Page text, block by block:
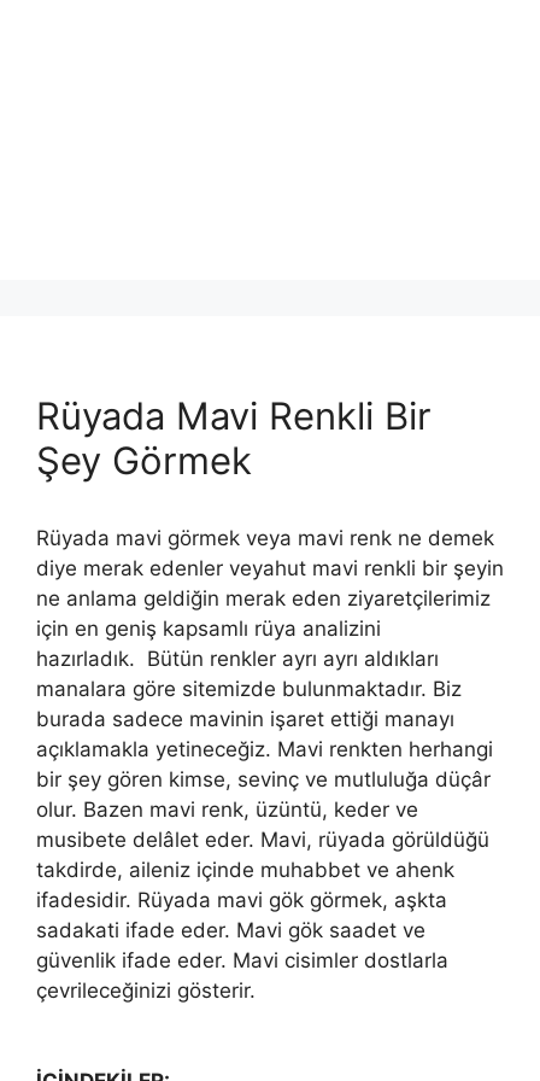
Rüyada Mavi Renkli Bir
Şey Görmek
Rüyada mavi görmek veya mavi renk ne demek
diye merak edenler veyahut mavi renkli bir şeyin
ne anlama geldiğin merak eden ziyaretçilerimiz
için en geniş kapsamlı rüya analizini
hazırladık. Bütün renkler ayrı ayrı aldıkları
manalara göre sitemizde bulunmaktadır. Biz
burada sadece mavinin işaret ettiği manayı
açıklamakla yetineceğiz. Mavi renkten herhangi
bir şey gören kimse, sevinç ve mutluluğa düçâr
olur. Bazen mavi renk, üzüntü, keder ve
musibete delâlet eder. Mavi, rüyada görüldüğü
takdirde, aileniz içinde muhab­bet ve ahenk
ifadesidir. Rüyada mavi gök görmek, aşkta
sadakati ifade eder. Mavi gök saadet ve
güvenlik ifade eder. Mavi cisimler dostlarla
çevrileceğinizi gösterir.